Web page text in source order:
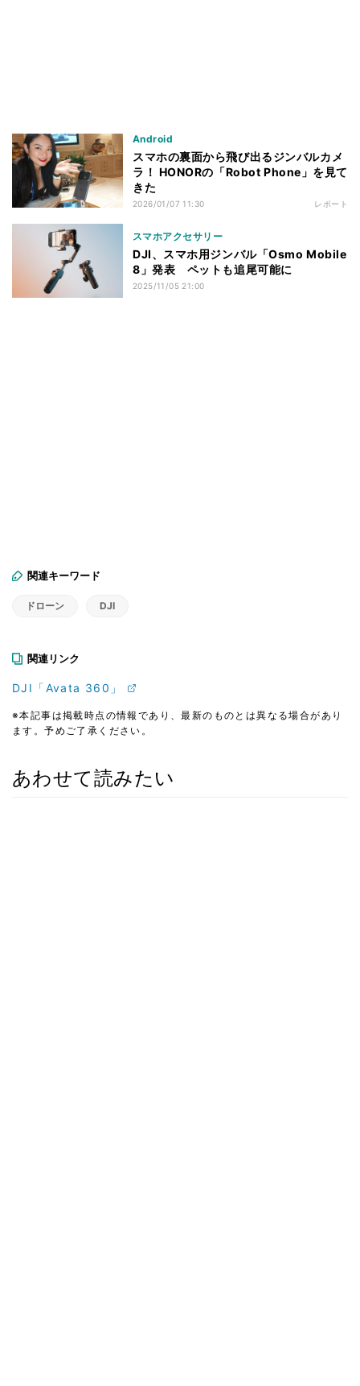
Android
スマホの裏面から飛び出るジンバルカメ
ラ！ HONORの「Robot Phone」を見て
きた
2026/01/07 11:30 レポート
スマホアクセサリー
DJI、スマホ用ジンバル「Osmo Mobile
8」発表 ペットも追尾可能に
2025/11/05 21:00
関連キーワード
ドローン DJI
関連リンク
DJI「Avata 360」
※本記事は掲載時点の情報であり、最新のものとは異なる場合があり
ます。予めご了承ください。
あわせて読みたい